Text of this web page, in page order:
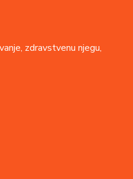
zdravstvenu njegu,